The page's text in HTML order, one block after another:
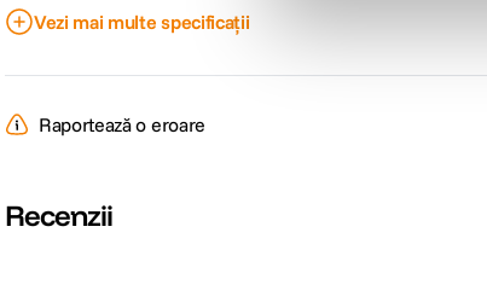
Tip transmitator
Alimentare
DETALII PRODUCATOR
Vezi mai multe specificații
Raportează o eroare
Recenzii